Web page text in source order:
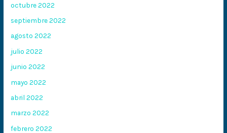
octubre 2022
septiembre 2022
agosto 2022
julio 2022
junio 2022
mayo 2022
abril 2022
marzo 2022
febrero 2022